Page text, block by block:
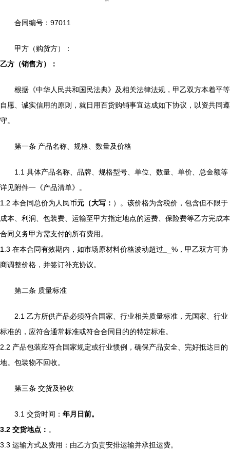
合同编号：97011
甲方（购货方）：
乙方（销售方）：
根据《中华人民共和国民法典》及相关法律法规，甲乙双方本着平等
自愿、诚实信用的原则，就日用百货购销事宜达成如下协议，以资共同遵
守。
第一条 产品名称、规格、数量及价格
1.1 具体产品名称、品牌、规格型号、单位、数量、单价、总金额等
详见附件一《产品清单》。
1.2 本合同总价为人民币元（大写： ）。该价格为含税价，包含但不限于
成本、利润、包装费、运输至甲方指定地点的运费、保险费等乙方完成本
合同义务甲方需支付的所有费用。
1.3 在本合同有效期内，如市场原材料价格波动超过
_%，甲乙双方可协
商调整价格，并签订补充协议。
第二条 质量标准
2.1 乙方所供产品必须符合国家、行业相关质量标准，无国家、行业
标准的，应符合通常标准或符合合同目的的特定标准。
2.2 产品包装应符合国家规定或行业惯例，确保产品安全、完好抵达目的
地。包装物不回收。
第三条 交货及验收
3.1 交货时间： 年月 日前。
3.2 交货地点： 。
3.3 运输方式及费用：由乙方负责安排运输并承担运费。